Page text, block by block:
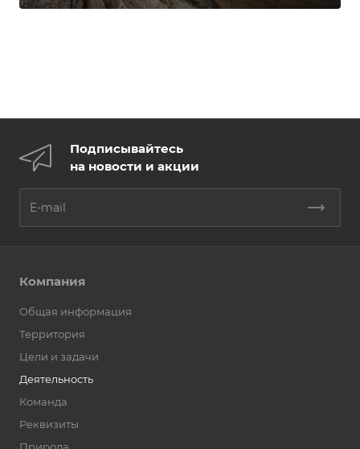
Подписывайтесь
на новости и акции
Компания
Общая информация
Территория
Цели и задачи
Деятельность
Команда
Реквизиты